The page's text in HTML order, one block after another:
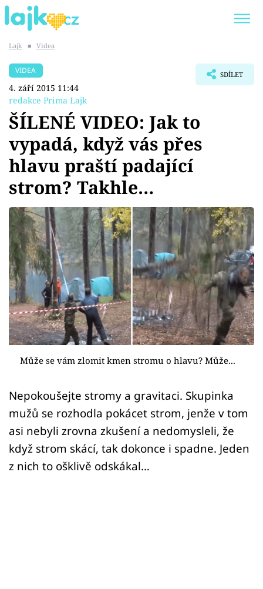
SHOPAHOLICADEL
Témata
Showbyznys
Youtubeři
Virály
Sex a vztahy
Videa
Sledujte prima+
Přihlášení
Sledujte nás
Lajk ■ Videa
VIDEA
4. září 2015 11:44
redakce Prima Lajk
SDÍLET
ŠÍLENÉ VIDEO: Jak to
vypadá, když vás přes
hlavu praští padající
strom? Takhle…
Může se vám zlomit kmen stromu o hlavu? Může...
Nepokoušejte stromy a gravitaci. Skupinka
mužů se rozhodla pokácet strom, jenže v tom
asi nebyli zrovna zkušení a nedomysleli, že
když strom skácí, tak dokonce i spadne. Jeden
z nich to ošklivě odskákal…